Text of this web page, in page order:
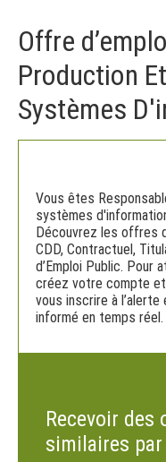
Offre
Production
Systèmes
Vous êtes
systèmes
Découvrez les offres
CDD, Contractuel,
d’Emploi Public. Pour
créez votre compte et
vous inscrire à l’alerte
informé en temps réel.
Recevoir des
similaires par